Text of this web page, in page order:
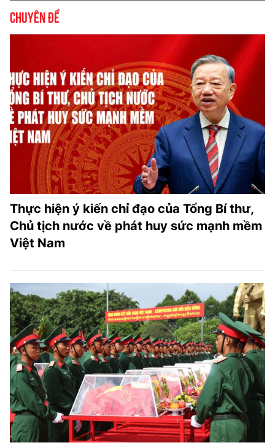
Chuyên đề
Thực hiện ý kiến chỉ đạo của Tổng Bí thư,
Chủ tịch nước về phát huy sức mạnh mềm
Việt Nam